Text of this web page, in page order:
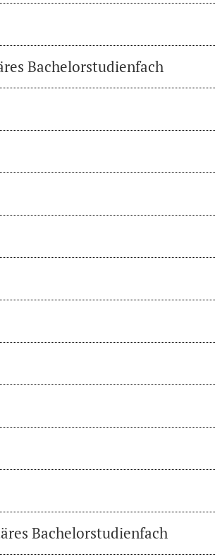
Bachelorstudienfach
Bachelorstudienfach